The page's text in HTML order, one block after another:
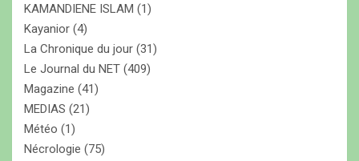
KAMANDIENE ISLAM (1)
Kayanior (4)
La Chronique du jour (31)
Le Journal du NET (409)
Magazine (41)
MEDIAS (21)
Météo (1)
Nécrologie (75)